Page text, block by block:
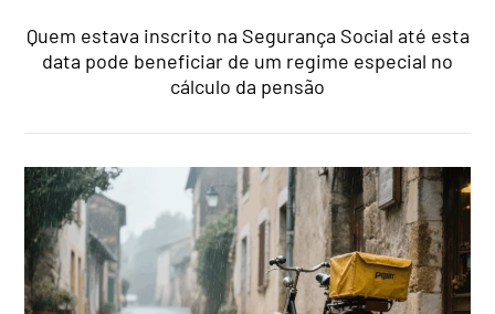
Quem estava inscrito na Segurança Social até esta
data pode beneficiar de um regime especial no
cálculo da pensão